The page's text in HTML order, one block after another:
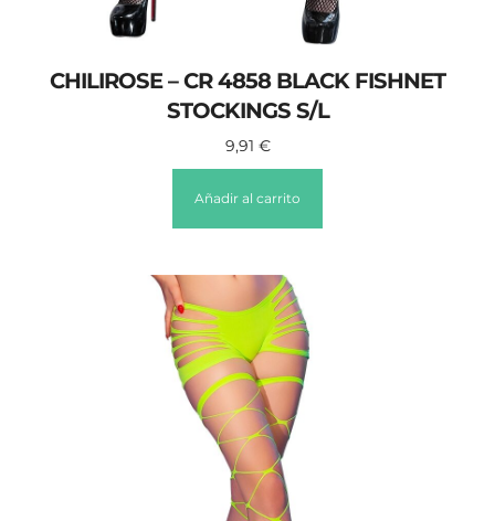
CHILIROSE – CR 4858 BLACK FISHNET
STOCKINGS S/L
9,91 €
Añadir al carrito